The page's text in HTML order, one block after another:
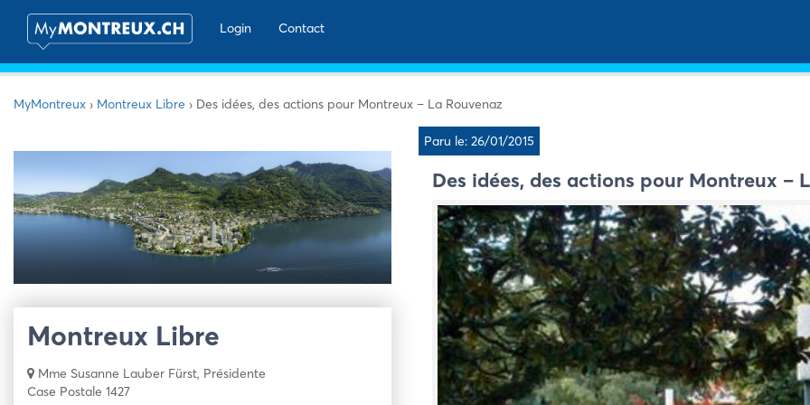
Login
Contact
MyMontreux › Montreux Libre › Des idées, des actions pour Montreux – La Rouvenaz
Montreux Libre
Mme Susanne Lauber Fürst, Présidente
Case Postale 1427
Paru le: 26/01/2015
Des idées, des actions pour Montreux –